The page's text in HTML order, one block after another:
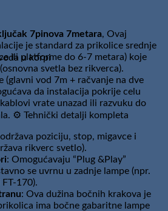
u korpi
7pinova 7metara, Ovaj
je standard za prikolice srednje
ili platforme do 6-7 metara) koje
(osnovna svetla bez rikverca).
vod 7m + račvanje na dve
da instalacija pokrije celu
vrate unazad ili razvuku do
⚙️ Tehnički detalji kompleta
poziciju, stop, migavce i
rikverc svetlo).
: Omogućavaju “Plug &Play”
se uvrnu u zadnje lampe (npr.
170).
: Ova dužina bočnih krakova je
ima bočne gabaritne lampe